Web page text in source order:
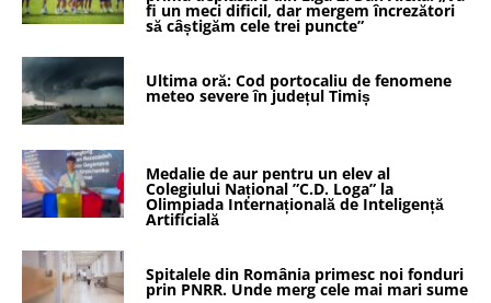
fi un meci dificil, dar mergem încrezători
să câștigăm cele trei puncte”
Ultima oră: Cod portocaliu de fenomene
meteo severe în județul Timiș
Medalie de aur pentru un elev al
Colegiului Național ”C.D. Loga” la
Olimpiada Internațională de Inteligență
Artificială
Spitalele din România primesc noi fonduri
prin PNRR. Unde merg cele mai mari sume